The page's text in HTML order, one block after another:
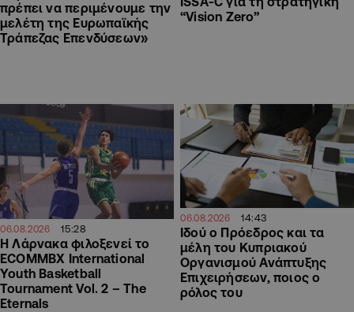
πρέπει να περιμένουμε την
μελέτη της Ευρωπαϊκής
Τράπεζας Επενδύσεων»
“Vision Zero”
06.08.2026 15:28
Η Λάρνακα φιλοξενεί το
ECOMMBX International
Youth Basketball
Tournament Vol. 2 – The
Eternals
06.08.2026 14:43
Ιδού ο Πρόεδρος και τα
μέλη του Κυπριακού
Οργανισμού Ανάπτυξης
Επιχειρήσεων, ποιος ο
ρόλος του